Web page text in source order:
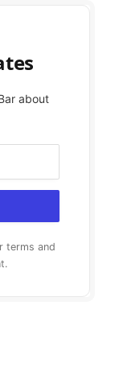
about
terms and